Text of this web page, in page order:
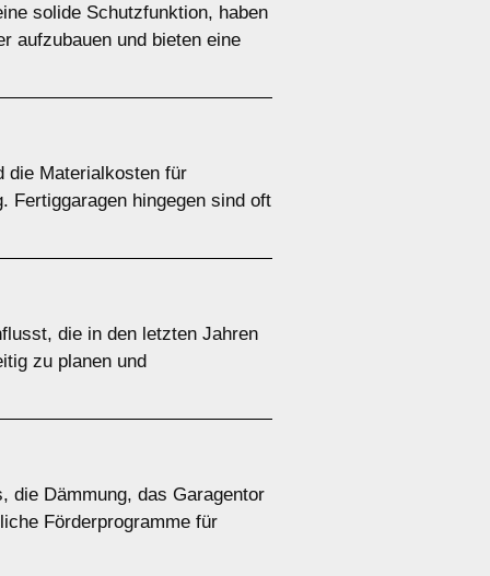
solide Schutzfunktion, haben
aufzubauen und bieten eine
die Materialkosten für
Fertiggaragen hingegen sind oft
die in den letzten Jahren
zu planen und
die Dämmung, das Garagentor
Förderprogramme für